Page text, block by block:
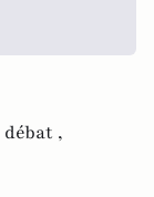
débat ,